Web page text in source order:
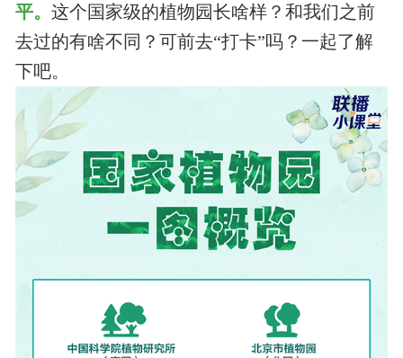
平。 这个国家级的植物园长啥样？和我们之前
去过的有啥不同？可前去“打卡”吗？一起了解
下吧。